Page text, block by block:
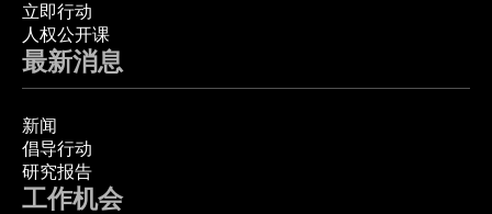
立即行动
人权公开课
最新消息
新闻
倡导行动
研究报告
工作机会